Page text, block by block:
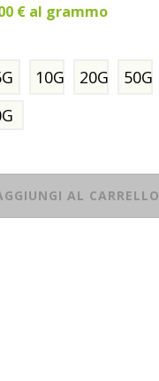
€ al grammo
10G 20G 50G
AL CARRELLO